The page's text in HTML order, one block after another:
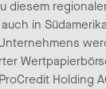
diesem
in
Holding